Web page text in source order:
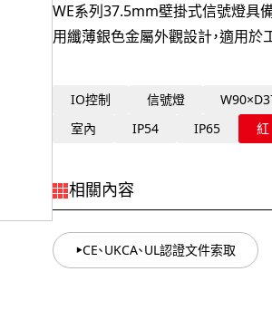
WE系列37.5mm壁掛式信號燈具備
用纖薄銀色金屬外觀設計，適用於
IO控制 信號燈
室內
IP54 IP65 紅
相關內容
CE、UKCA、UL認證文件索取